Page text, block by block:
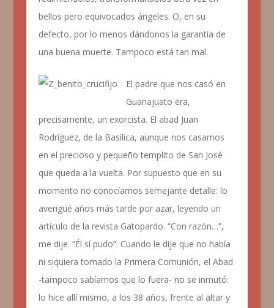
bellos pero equivocados ángeles. O, en su
defecto, por lo menos dándonos la garantía de
una buena muerte. Tampoco está tan mal.
El padre que nos casó en
Guanajuato era,
precisamente, un exorcista. El abad Juan
Rodríguez, de la Basílica, aunque nos casamos
en el precioso y pequeño templito de San José
que queda a la vuelta. Por supuesto que en su
momento no conocíamos semejante detalle: lo
averigüé años más tarde por azar, leyendo un
artículo de la revista Gatopardo. “Con razón…”,
me dije. “Él sí pudo”. Cuando le dije que no había
ni siquiera tomado la Primera Comunión, el Abad
-tampoco sabíamos que lo fuera- no se inmutó:
lo hice allí mismo, a los 38 años, frente al altar y